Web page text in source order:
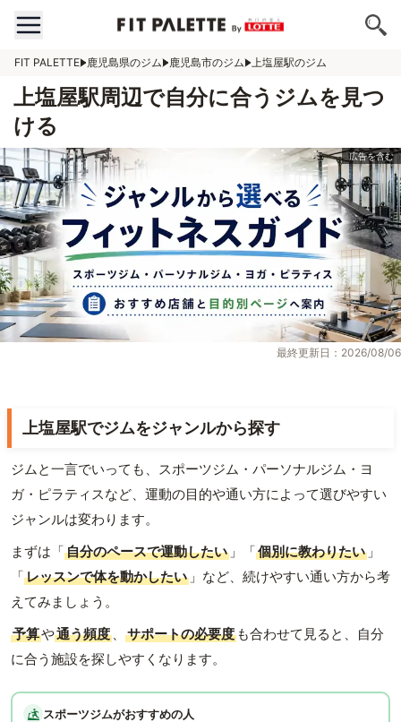
FIT PALETTE 鹿児島県のジム 鹿児島市のジム 上塩屋駅のジム
上塩屋駅周辺で自分に合うジムを見つ
ける
最終更新日：2026/08/06
上塩屋駅でジムをジャンルから探す
ジムと一言でいっても、スポーツジム・パーソナルジム・ヨ
ガ・ピラティスなど、運動の目的や通い方によって選びやすい
ジャンルは変わります。
まずは「自分のペースで運動したい 」「個別に教わりたい 」
「レッスンで体を動かしたい 」など、続けやすい通い方から考
えてみましょう。
予算や通う頻度 、 サポートの必要度 も合わせて見ると、自分
に合う施設を探しやすくなります。
スポーツジムがおすすめの人